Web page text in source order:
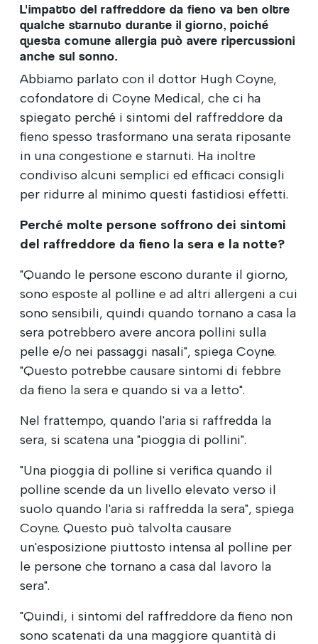
L'impatto del raffreddore da fieno va ben oltre
qualche starnuto durante il giorno, poiché
questa comune allergia può avere ripercussioni
anche sul sonno.
Abbiamo parlato con il dottor Hugh Coyne,
cofondatore di Coyne Medical, che ci ha
spiegato perché i sintomi del raffreddore da
fieno spesso trasformano una serata riposante
in una congestione e starnuti. Ha inoltre
condiviso alcuni semplici ed efficaci consigli
per ridurre al minimo questi fastidiosi effetti.
Perché molte persone soffrono dei sintomi
del raffreddore da fieno la sera e la notte?
"Quando le persone escono durante il giorno,
sono esposte al polline e ad altri allergeni a cui
sono sensibili, quindi quando tornano a casa la
sera potrebbero avere ancora pollini sulla
pelle e/o nei passaggi nasali", spiega Coyne.
"Questo potrebbe causare sintomi di febbre
da fieno la sera e quando si va a letto".
Nel frattempo, quando l'aria si raffredda la
sera, si scatena una "pioggia di pollini".
"Una pioggia di polline si verifica quando il
polline scende da un livello elevato verso il
suolo quando l'aria si raffredda la sera", spiega
Coyne. Questo può talvolta causare
un'esposizione piuttosto intensa al polline per
le persone che tornano a casa dal lavoro la
sera".
"Quindi, i sintomi del raffreddore da fieno non
sono scatenati da una maggiore quantità di